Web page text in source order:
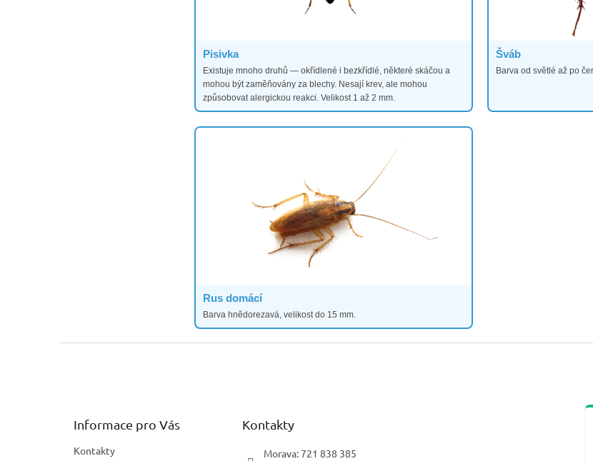
Pisivka
Existuje mnoho druhů — okřídlené i bezkřídlé, některé skáčou a
mohou být zaměňovány za blechy. Nesají krev, ale mohou
způsobovat alergickou reakci. Velikost 1 až 2 mm.
Šváb
Barva od světlé až po
Rus domácí
Barva hnědorezavá, velikost do 15 mm.
Informace pro Vás
Kontakty
Kontakty
Morava: 721 838 385